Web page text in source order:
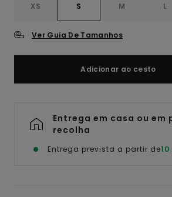
XS S M L
Ver Guia De Tamanhos
Adicionar ao cesto
Entrega em casa ou em
recolha
Entrega prevista a partir de